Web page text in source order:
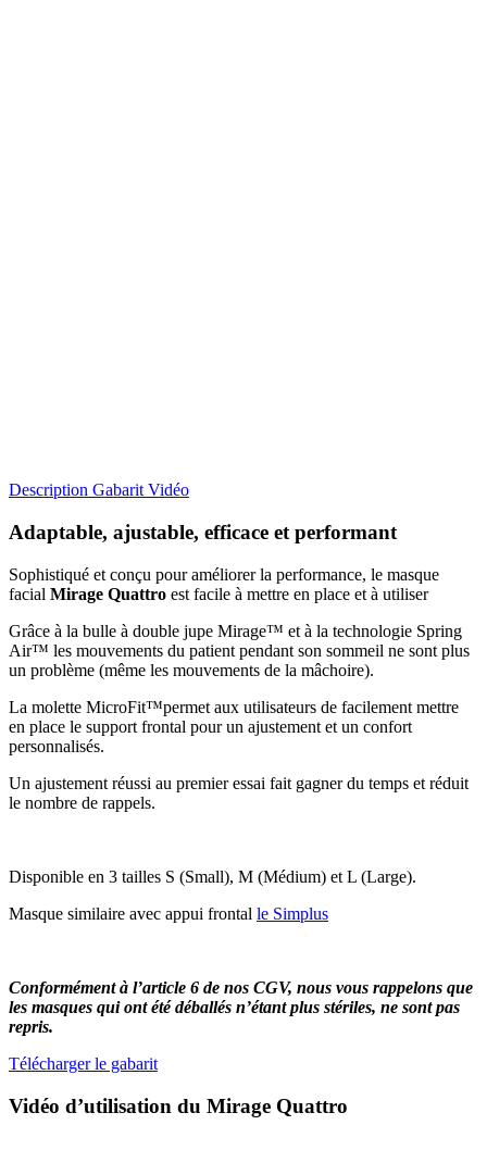
Description GabaritVidéo
Adaptable, ajustable, efficace et performant
Sophistiqué et conçu pour améliorer la performance, le masque
facial Mirage Quattro est facile à mettre en place et à utiliser
Grâce à la bulle à double jupe Mirage™ et à la technologie Spring
Air™ les mouvements du patient pendant son sommeil ne sont plus
un problème (même les mouvements de la mâchoire).
La molette MicroFit™permet aux utilisateurs de facilement mettre
en place le support frontal pour un ajustement et un confort
personnalisés.
Un ajustement réussi au premier essai fait gagner du temps et réduit
le nombre de rappels.
Disponible en 3 tailles S (Small), M (Médium) et L (Large).
Masque similaire avec appui frontal le Simplus
Conformément à l’article 6 de nos CGV, nous vous rappelons que
les masques qui ont été déballés n’étant plus stériles, ne sont pas
repris.
Télécharger le gabarit
Vidéo d’utilisation du Mirage Quattro